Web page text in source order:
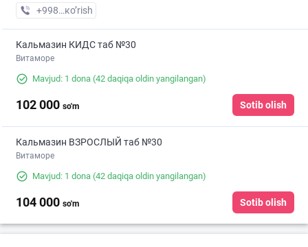
+998 (90) XXX-XX-XX
кo’rish
Кальмазин КИДС таб №30
Витаморе
Mavjud: 1 dona (42 daqiqa oldin yangilangan)
102 000 so'm Sotib olish
Кальмазин ВЗРОСЛЫЙ таб №30
Витаморе
Mavjud: 1 dona (42 daqiqa oldin yangilangan)
104 000 so'm Sotib olish